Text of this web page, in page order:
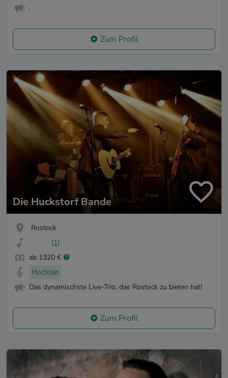
.
Zum Profil
Die Huckstorf Bande
Rostock
(1)
ab 1320 €
Hochzeit
Das dynamischste Live-Trio, das Rostock zu bieten hat!
Zum Profil